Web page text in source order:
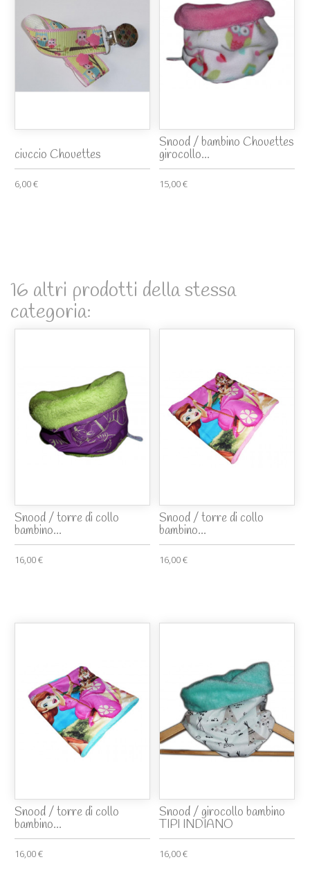
ciuccio Chouettes
6,00 €
Snood / bambino Chouettes
girocollo...
15,00 €
16 altri prodotti della stessa
categoria:
Snood / torre di collo
bambino...
16,00 €
Snood / torre di collo
bambino...
16,00 €
Snood / torre di collo
bambino...
16,00 €
Snood / girocollo bambino
TIPI INDIANO
16,00 €